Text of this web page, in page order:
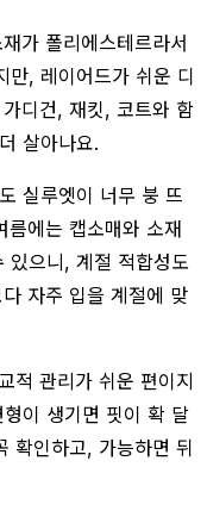
가 폴리에스테르라서
만, 레이어드가 쉬운 디
디건, 재킷, 코트와 함
살아나요.
실루엣이 너무 붕 뜨
름에는 캡소매와 소재
있으니, 계절 적합성도
자주 입을 계절에 맞
적 관리가 쉬운 편이지
이 생기면 핏이 확 달
확인하고, 가능하면 뒤